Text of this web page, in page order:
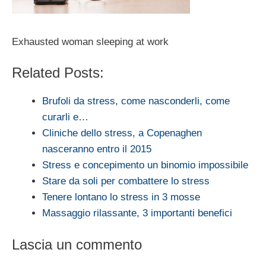
Exhausted woman sleeping at work
Related Posts:
Brufoli da stress, come nasconderli, come
curarli e…
Cliniche dello stress, a Copenaghen
nasceranno entro il 2015
Stress e concepimento un binomio impossibile
Stare da soli per combattere lo stress
Tenere lontano lo stress in 3 mosse
Massaggio rilassante, 3 importanti benefici
Lascia un commento